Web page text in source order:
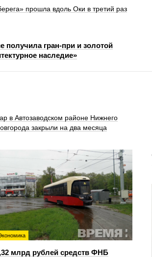
прошла вдоль Оки в третий раз
гран-при и золотой
наследие»
в Автозаводском районе Нижнего
закрыли на два месяца
млрд рублей средств ФНБ